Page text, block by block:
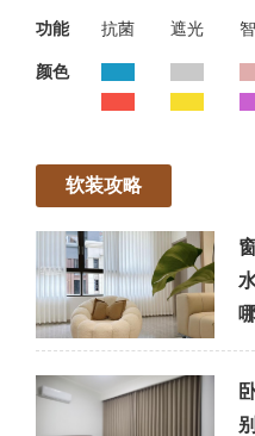
功能 抗菌 遮光
颜色
软装攻略